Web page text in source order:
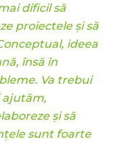
dificil să
proiectele și să
ideea
însă în
Va trebui
ajutăm,
și să
sunt foarte